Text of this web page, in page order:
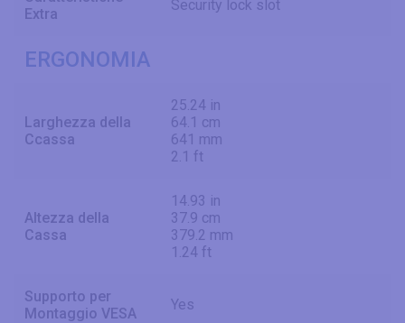
Extra
Security lock slot
ERGONOMIA
Larghezza della
Ccassa
25.24 in
64.1 cm
641 mm
2.1 ft
Altezza della
Cassa
14.93 in
37.9 cm
379.2 mm
1.24 ft
Supporto per
Montaggio VESA
Yes